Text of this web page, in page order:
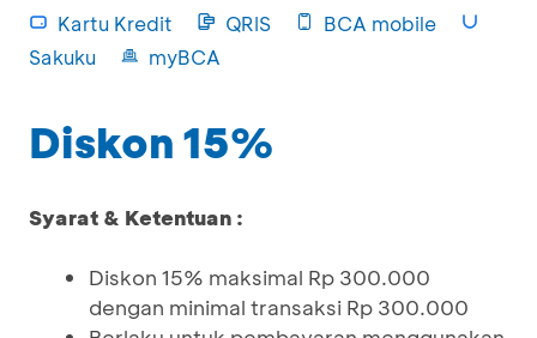
Kartu Kredit QRIS
BCA mobile
Sakuku
myBCA
Diskon 15%
Syarat & Ketentuan :
Diskon 15% maksimal Rp 300.000
dengan minimal transaksi Rp 300.000